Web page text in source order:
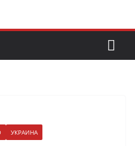
УКРАИНА